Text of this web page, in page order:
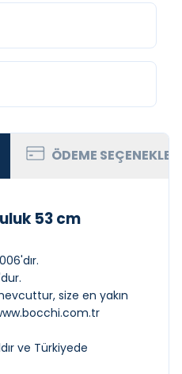
ÖDEME
53 cm
size en yakın
ve Türkiyede